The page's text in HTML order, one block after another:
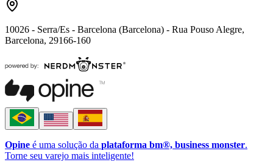
10026 - Serra/Es - Barcelona (Barcelona) - Rua Pouso Alegre,
Barcelona, 29166-160
Opine é uma solução da plataforma bm®, business monster.
Torne seu varejo mais inteligente!